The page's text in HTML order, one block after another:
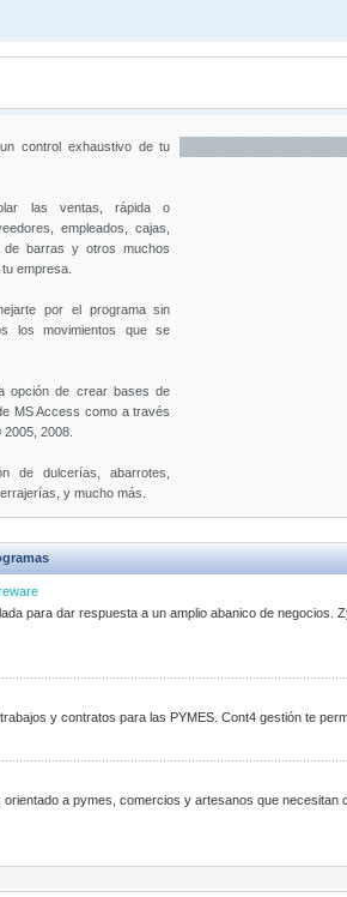
control exhaustivo de tu
las ventas, rápida o
empleados, cajas,
de barras y otros muchos
empresa.
por el programa sin
los movimientos que se
opción de crear bases de
MS Access como a través
2008.
de dulcerías, abarrotes,
y mucho más.
para dar respuesta a un amplio abanico de negocios.
y contratos para las PYMES. Cont4 gestión te
a pymes, comercios y artesanos que necesitan